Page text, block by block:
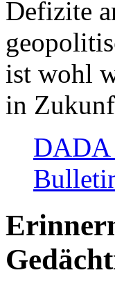
Defizite
ist wohl
in
DADA